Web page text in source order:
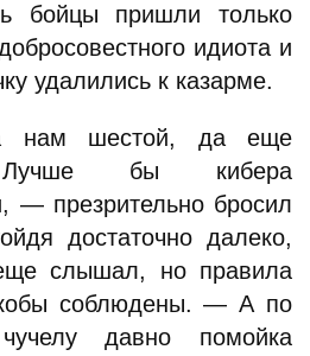
бойцы пришли только
идиота и
удалились к казарме.
шестой, да еще
Лучше бы кибера
— презрительно бросил
достаточно далеко,
слышал, но правила
соблюдены. — А по
давно помойка